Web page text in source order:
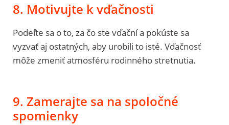
8. Motivujte k vďačnosti
Podeľte sa o to, za čo ste vďační a pokúste sa
vyzvať aj ostatných, aby urobili to isté. Vďačnosť
môže zmeniť atmosféru rodinného stretnutia.
9. Zamerajte sa na spoločné
spomienky